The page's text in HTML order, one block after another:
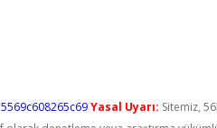
Yasal Uyarı: Sitemiz,